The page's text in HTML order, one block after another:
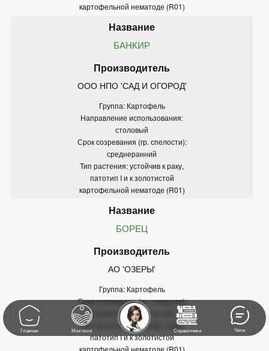
картофельной нематоде (R01)
БАНКИР
ООО НПО 'САД И ОГОРОД'
Группа: Картофель
Направление использования:
столовый
Срок созревания (гр. спелости):
среднеранний
Тип растения: устойчив к раку,
патотип I и к золотистой
картофельной нематоде (R01)
БОРЕЦ
АО 'ОЗЕРЫ'
Группа: Картофель
Срок созревания (гр. спелости):
средний (среднеспелый)
Тип растения: устойчив к раку,
патотип I и к золотистой
картофельной нематоде (R01)
Главная Мои поля Справочники Чаты